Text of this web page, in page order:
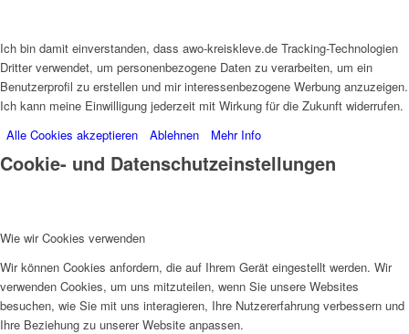
Ich bin damit einverstanden, dass awo-kreiskleve.de Tracking-Technologien
Dritter verwendet, um personenbezogene Daten zu verarbeiten, um ein
Benutzerprofil zu erstellen und mir interessenbezogene Werbung anzuzeigen.
Ich kann meine Einwilligung jederzeit mit Wirkung für die Zukunft widerrufen.
Alle Cookies akzeptieren
Ablehnen Mehr Info
Cookie- und Datenschutzeinstellungen
Wie wir Cookies verwenden
Wir können Cookies anfordern, die auf Ihrem Gerät eingestellt werden. Wir
verwenden Cookies, um uns mitzuteilen, wenn Sie unsere Websites
besuchen, wie Sie mit uns interagieren, Ihre Nutzererfahrung verbessern und
Ihre Beziehung zu unserer Website anpassen.